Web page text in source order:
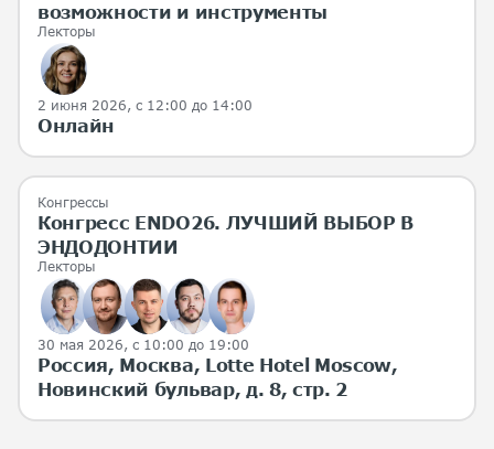
возможности и инструменты
Лекторы
2 июня 2026, с 12:00 до 14:00
Онлайн
Конгрессы
Конгресс ENDO26. ЛУЧШИЙ ВЫБОР В
ЭНДОДОНТИИ
Лекторы
30 мая 2026, с 10:00 до 19:00
Россия, Москва, Lotte Hotel Moscow,
Новинский бульвар, д. 8, стр. 2